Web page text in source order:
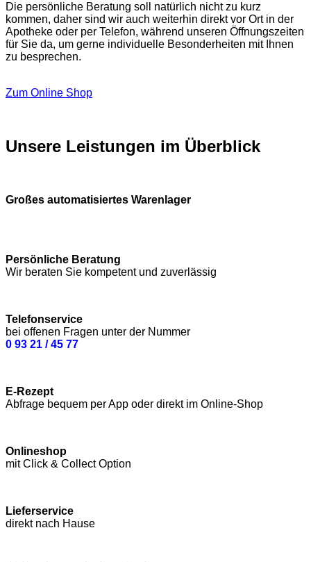
Die persönliche Beratung soll natürlich nicht zu kurz
kommen, daher sind wir auch weiterhin direkt vor Ort in der
Apotheke oder per Telefon, während unseren Öffnungszeiten
für Sie da, um gerne individuelle Besonderheiten mit Ihnen
zu besprechen.
Zum Online Shop
Unsere Leistungen im Überblick
Großes automatisiertes Warenlager
Persönliche Beratung
Wir beraten Sie kompetent und zuverlässig
Telefonservice
bei offenen Fragen unter der Nummer
0 93 21 / 45 77
E-Rezept
Abfrage bequem per App oder direkt im Online-Shop
Onlineshop
mit Click & Collect Option
Lieferservice
direkt nach Hause